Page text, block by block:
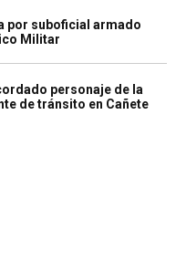
por suboficial armado
Militar
personaje de la
de tránsito en Cañete